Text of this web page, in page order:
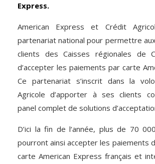
Express.
American Express et Crédit
partenariat national pour permettre
clients des Caisses régionales de
d’accepter les paiements par carte
Ce partenariat s’inscrit dans la
Agricole d’apporter à ses clients
panel complet de solutions
D’ici la fin de l‘année, plus de 70
pourront ainsi accepter les paiements
carte American Express français et